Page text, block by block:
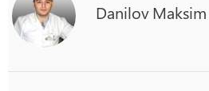
DanilovMaksim